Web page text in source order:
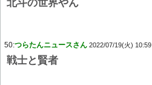
北斗の世界やん
50:つらたんニュースさん 2022/07/19(火) 10:59
戦士と賢者